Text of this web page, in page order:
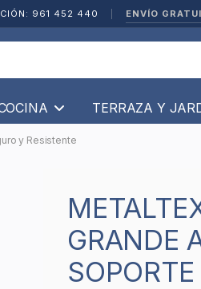
961 452 440 ENVÍO
TERRAZA Y
y Resistente
METALTEX CUELGAPLATOS
GRANDE